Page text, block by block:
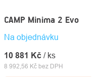
CAMP Minima 2 Evo
Na objednávku
8 992,56 Kč bez DPH
10 881 Kč / ks